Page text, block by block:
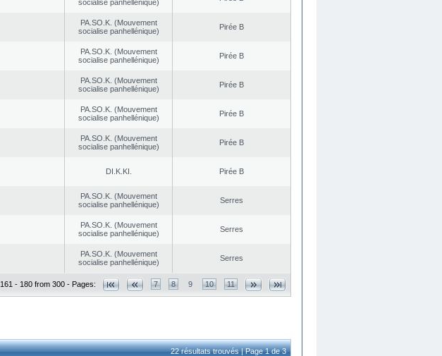
socialise panhellénique)
PA.SO.K. (Mouvement
socialise panhellénique)
Pirée B
PA.SO.K. (Mouvement
socialise panhellénique)
Pirée B
PA.SO.K. (Mouvement
socialise panhellénique)
Pirée B
PA.SO.K. (Mouvement
socialise panhellénique)
Pirée B
PA.SO.K. (Mouvement
socialise panhellénique)
Pirée B
DI.K.KI. Pirée B
PA.SO.K. (Mouvement
socialise panhellénique)
Serres
PA.SO.K. (Mouvement
socialise panhellénique)
Serres
PA.SO.K. (Mouvement
socialise panhellénique)
Serres
- 180 from 300 - Pages: 7 8 9 10 11
22 résultats trouvés | Page 1 de 3